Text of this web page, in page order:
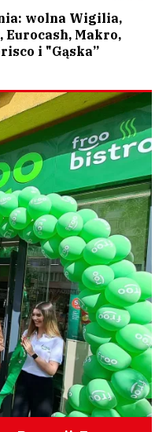
wolna Wigilia,
Makro,
i "Gąska”